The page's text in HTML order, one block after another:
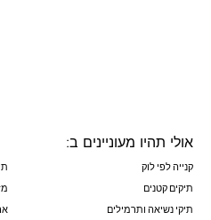
אולי תהיו מעוניינים ב:
קנייה לפי לוק
תיקים קטנים
תיקי נשיאה ותרמילים